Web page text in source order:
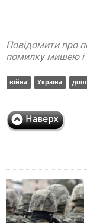
Повідомити про
помилку мишею і
війна Україна